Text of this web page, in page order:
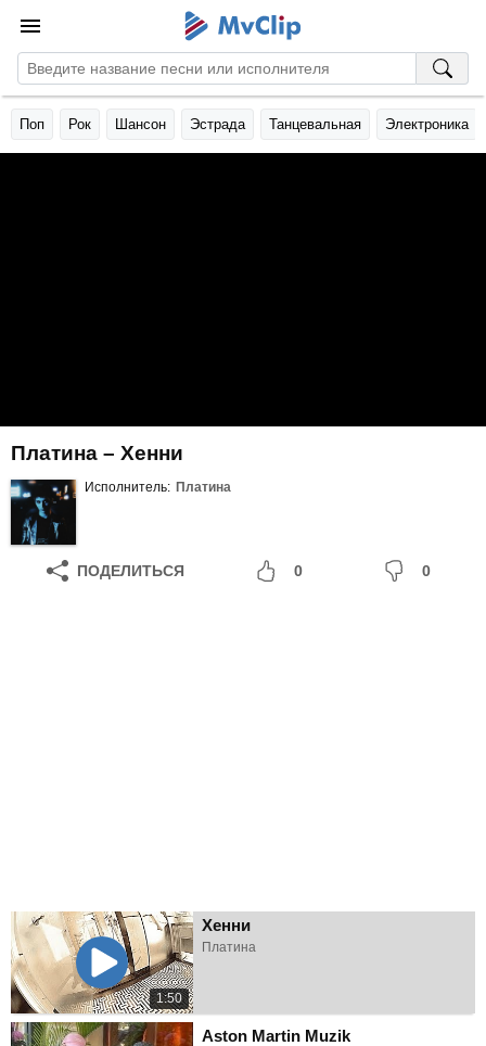
Поп Рок Шансон Эстрада Танцевальная Электроника
Платина – Хенни
Исполнитель: Платина
ПОДЕЛИТЬСЯ 0 0
1:50
Хенни
Платина
Aston Martin Muzik